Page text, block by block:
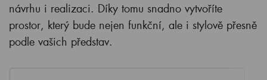
návrhu i realizaci. Díky tomu snadno vytvoříte
prostor, který bude nejen funkční, ale i stylově přesně
podle vašich představ.